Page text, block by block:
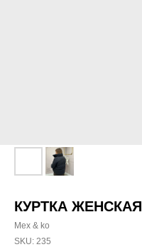
КУРТКА ЖЕНСКАЯ
Mex & ko
SKU: 235